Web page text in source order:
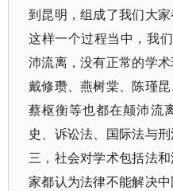
到昆明，组成了我们大
这样一个过程当中，我
沛流离，没有正常的学
戴修瓒、燕树棠、陈瑾昆
蔡枢衡等也都在颠沛流
史、诉讼法、国际法与
三，社会对学术包括法
家都认为法律不能解决